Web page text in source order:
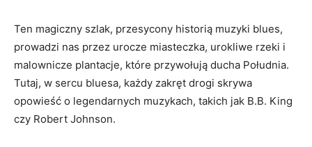
Ten magiczny szlak, przesycony historią muzyki blues,
prowadzi nas przez urocze miasteczka, urokliwe rzeki i
malownicze plantacje, które przywołują ducha Południa.
Tutaj, w sercu bluesa, każdy zakręt drogi skrywa
opowieść o legendarnych muzykach, takich jak B.B. King
czy Robert Johnson.